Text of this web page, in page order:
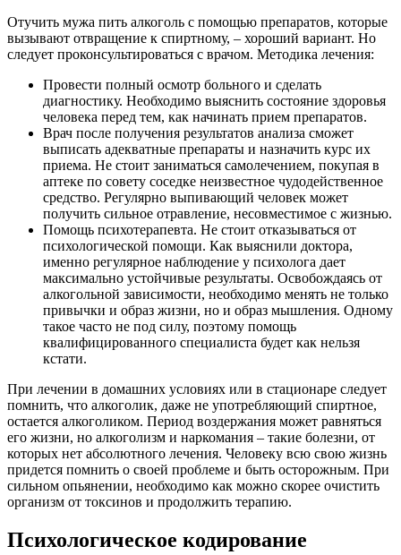
Отучить мужа пить алкоголь с помощью препаратов, которые
вызывают отвращение к спиртному, – хороший вариант. Но
следует проконсультироваться с врачом. Методика лечения:
Провести полный осмотр больного и сделать
диагностику. Необходимо выяснить состояние здоровья
человека перед тем, как начинать прием препаратов.
Врач после получения результатов анализа сможет
выписать адекватные препараты и назначить курс их
приема. Не стоит заниматься самолечением, покупая в
аптеке по совету соседке неизвестное чудодейственное
средство. Регулярно выпивающий человек может
получить сильное отравление, несовместимое с жизнью.
Помощь психотерапевта. Не стоит отказываться от
психологической помощи. Как выяснили доктора,
именно регулярное наблюдение у психолога дает
максимально устойчивые результаты. Освобождаясь от
алкогольной зависимости, необходимо менять не только
привычки и образ жизни, но и образ мышления. Одному
такое часто не под силу, поэтому помощь
квалифицированного специалиста будет как нельзя
кстати.
При лечении в домашних условиях или в стационаре следует
помнить, что алкоголик, даже не употребляющий спиртное,
остается алкоголиком. Период воздержания может равняться
его жизни, но алкоголизм и наркомания – такие болезни, от
которых нет абсолютного лечения. Человеку всю свою жизнь
придется помнить о своей проблеме и быть осторожным. При
сильном опьянении, необходимо как можно скорее очистить
организм от токсинов и продолжить терапию.
Психологическое кодирование